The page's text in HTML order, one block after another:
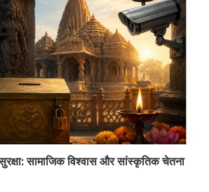
सामाजिक विश्वास और सांस्कृतिक चेतना